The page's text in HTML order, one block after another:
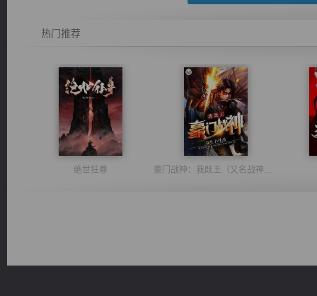
热门推荐
绝世狂尊 豪门战神：我既王（又名战神归来不败神婿修罗战神）